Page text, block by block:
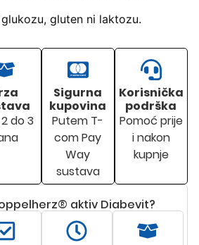
gluten ni laktozu.
do 3
Sigurna
kupovina
Putem T-
com Pay
Way
sustava
Korisnička
podrška
Pomoć prije
i nakon
kupnje
aktiv Diabevit?